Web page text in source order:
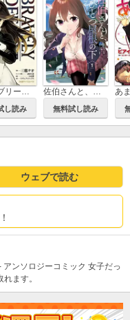
ブレイブリーデフォルト フライングフェアリー
し読み
佐伯さんと、ひとつ屋根の下 I'll have Sherbet！
無料試し読み
あ
ウェブで読む
ンソロジーコミック 女子だっ
ます。